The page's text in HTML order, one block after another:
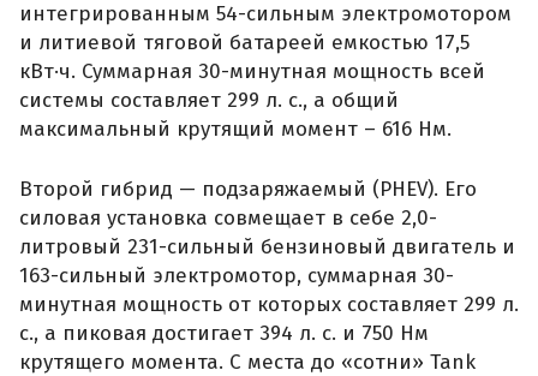
интегрированным 54-сильным электромотором
и литиевой тяговой батареей емкостью 17,5
кВт·ч. Суммарная 30-минутная мощность всей
системы составляет 299 л. с., а общий
максимальный крутящий момент – 616 Нм.
Второй гибрид — подзаряжаемый (PHEV). Его
силовая установка совмещает в себе 2,0-
литровый 231-сильный бензиновый двигатель и
163-сильный электромотор, суммарная 30-
минутная мощность от которых составляет 299 л.
с., а пиковая достигает 394 л. с. и 750 Нм
крутящего момента. С места до «сотни» Tank